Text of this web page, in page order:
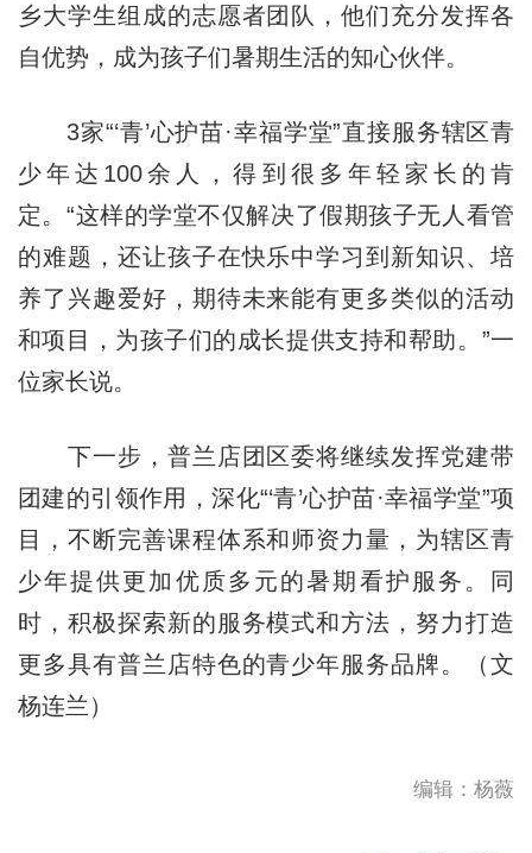
乡大学生组成的志愿者团队，他们充分发挥各
自优势，成为孩子们暑期生活的知心伙伴。
3家“‘青’心护苗·幸福学堂”直接服务辖区青
少年达100余人，得到很多年轻家长的肯
定。“这样的学堂不仅解决了假期孩子无人看管
的难题，还让孩子在快乐中学习到新知识、培
养了兴趣爱好，期待未来能有更多类似的活动
和项目，为孩子们的成长提供支持和帮助。”一
位家长说。
下一步，普兰店团区委将继续发挥党建带
团建的引领作用，深化“‘青’心护苗·幸福学堂”项
目，不断完善课程体系和师资力量，为辖区青
少年提供更加优质多元的暑期看护服务。同
时，积极探索新的服务模式和方法，努力打造
更多具有普兰店特色的青少年服务品牌。（文
杨连兰）
编辑：杨薇